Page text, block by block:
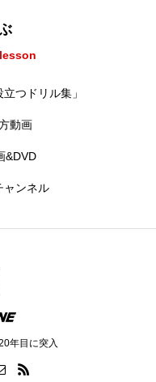
つドリル集」
動画
&DVD
ャンネル
年目に突入